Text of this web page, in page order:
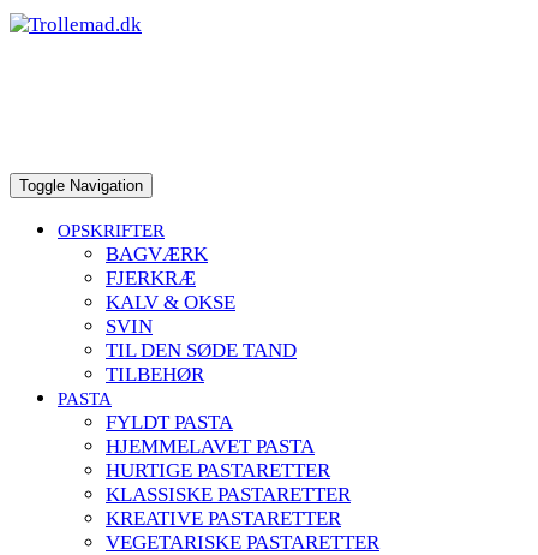
content
Toggle Navigation
OPSKRIFTER
BAGVÆRK
FJERKRÆ
KALV & OKSE
SVIN
TIL DEN SØDE TAND
TILBEHØR
PASTA
FYLDT PASTA
HJEMMELAVET PASTA
HURTIGE PASTARETTER
KLASSISKE PASTARETTER
KREATIVE PASTARETTER
VEGETARISKE PASTARETTER